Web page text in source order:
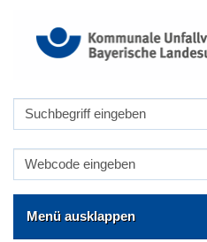
Menü ausklappen